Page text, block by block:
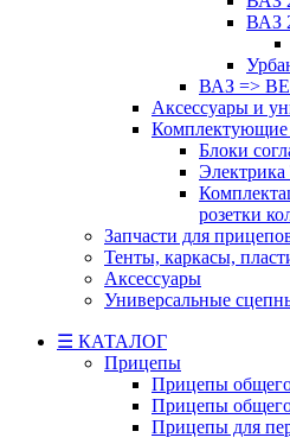
ВАЗ
ВАЗ =>
Аксессуары и
Комплектующие
Блоки
розетки
Запчасти для
Тенты, каркасы,
Аксессуары
Универсальные
☰ КАТАЛОГ
Прицепы
Прицепы
Прицепы общего
Прицепы для